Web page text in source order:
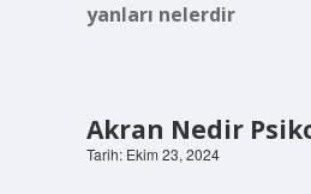
yanları nelerdir
Akran Nedir
Tarih: Ekim 23, 2024